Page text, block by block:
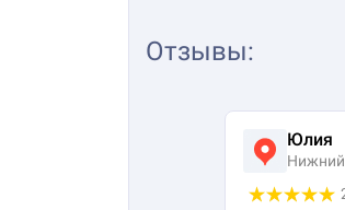
Отзывы:
Юлия